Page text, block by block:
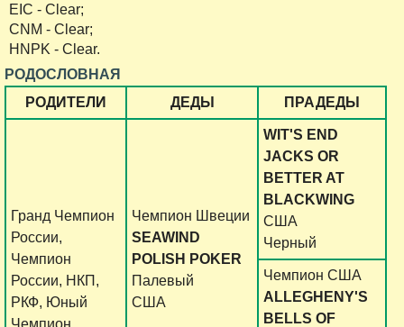
EIC - Clear;
CNM - Clear;
HNPK - Clear.
РОДОСЛОВНАЯ
РОДИТЕЛИ
ДЕДЫ ПРАДЕДЫ
Гранд Чемпион
России,
Чемпион
России, НКП,
РКФ, Юный
Чемпион
Чемпион Швеции
SEAWIND
POLISH POKER
Палевый
США
WIT'S END
JACKS OR
BETTER AT
BLACKWING
США
Черный
Чемпион США
ALLEGHENY'S
BELLS OF